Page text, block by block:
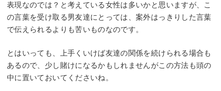
表現なのでは？と考えている女性は多いかと思いますが、こ
の言葉を受け取る男友達にとっては、案外はっきりした言葉
で伝えられるよりも苦いものなのです。
とはいっても、上手くいけば友達の関係を続けられる場合も
あるので、少し賭けになるかもしれませんがこの方法も頭の
中に置いておいてくださいね。